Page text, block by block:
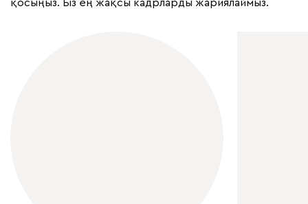
қосыңыз. Біз ең жақсы кадрларды жариялаймыз.